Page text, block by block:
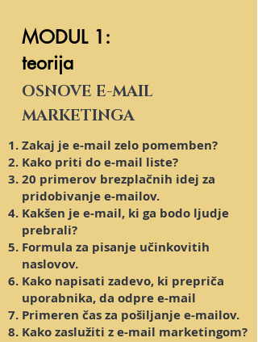
MODUL 1:
teorija
OSNOVE E-MAIL
MARKETINGA
Zakaj je e-mail zelo pomemben?
Kako priti do e-mail liste?
20 primerov brezplačnih idej za
pridobivanje e-mailov.
Kakšen je e-mail, ki ga bodo ljudje
prebrali?
Formula za pisanje učinkovitih
naslovov.
Kako napisati zadevo, ki prepriča
uporabnika, da odpre e-mail
Primeren čas za pošiljanje e-mailov.
Kako zaslužiti z e-mail marketingom?